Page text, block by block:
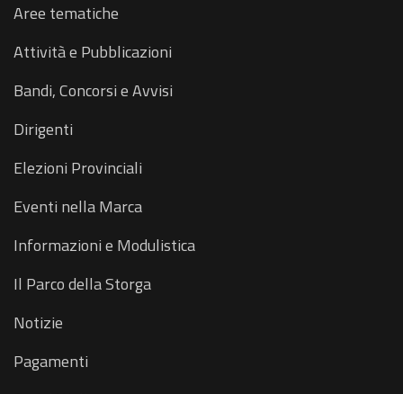
Aree tematiche
Attività e Pubblicazioni
Bandi, Concorsi e Avvisi
Dirigenti
Elezioni Provinciali
Eventi nella Marca
Informazioni e Modulistica
Il Parco della Storga
Notizie
Pagamenti